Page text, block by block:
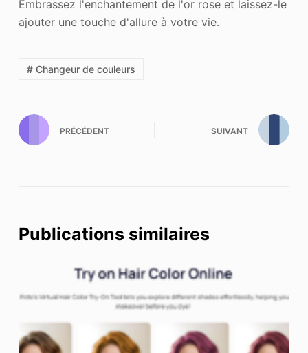
Embrassez l'enchantement de l'or rose et laissez-le
ajouter une touche d'allure à votre vie.
# Changeur de couleurs
PRÉCÉDENT SUIVANT
Publications similaires